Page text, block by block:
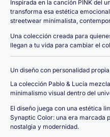
Inspirada en la canción PINK del
transforma esa estética
streetwear minimalista,
Una colección creada para
llegan a tu vida para cambiar el
Un diseño con personalidad propia
La colección Pablo & Lucía
minimalismo visual dentro del
El diseño juega con una estética
Synaptic Color: una era marcada
nostalgia y modernidad.